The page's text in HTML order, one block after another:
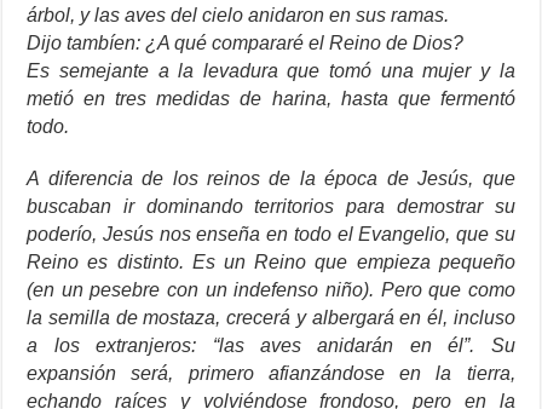
árbol, y las aves del cielo anidaron en sus ramas.
Dijo tambíen: ¿A qué compararé el Reino de Dios?
Es semejante a la levadura que tomó una mujer y la
metió en tres medidas de harina, hasta que fermentó
todo.
A diferencia de los reinos de la época de Jesús, que
buscaban ir dominando territorios para demostrar su
poderío, Jesús nos enseña en todo el Evangelio, que su
Reino es distinto. Es un Reino que empieza pequeño
(en un pesebre con un indefenso niño). Pero que como
la semilla de mostaza, crecerá y albergará en él, incluso
a los extranjeros: “las aves anidarán en él”. Su
expansión será, primero afianzándose en la tierra,
echando raíces y volviéndose frondoso, pero en la